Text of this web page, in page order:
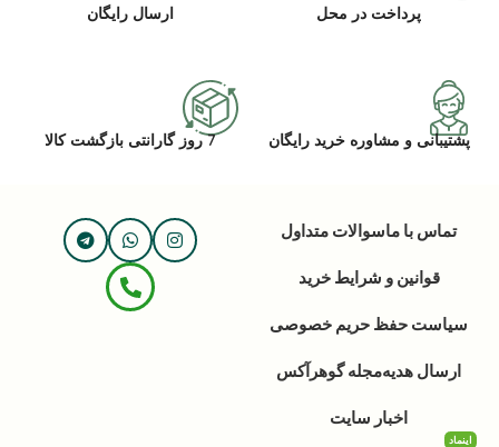
پرداخت در محل ارسال رایگان
پشتیبانی و مشاوره خرید رایگان 7 روز گارانتی بازگشت کالا
تماس با ماسوالات متداول
قوانین و شرایط خرید
سیاست حفظ حریم خصوصی
ارسال هدیهمجله گوهرآکس
اخبار سایت
اینماد